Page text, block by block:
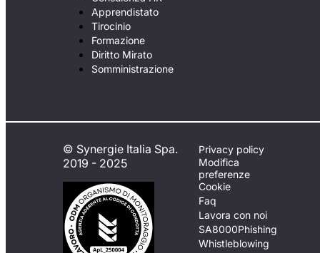
Apprendistato
Tirocinio
Formazione
Diritto Mirato
Somministrazione
© Synergie Italia Spa.
2019 - 2025
Privacy policy
Modifica
preferenze
Cookie
Faq
Lavora con noi
SA8000Phishing
Whistleblowing